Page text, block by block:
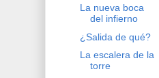
La nueva boca
del infierno
¿Salida de qué?
La escalera de la
torre